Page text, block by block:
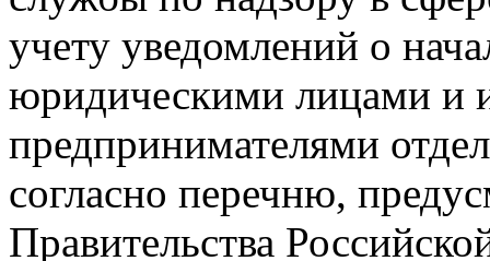
учету уведомлений о
юридическими лицами и
предпринимателями
согласно перечню,
Правительства